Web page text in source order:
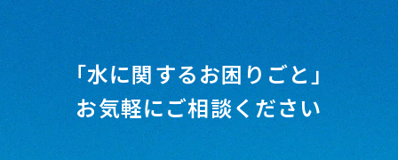
「水に関するお困りごと」
お気軽にご相談ください